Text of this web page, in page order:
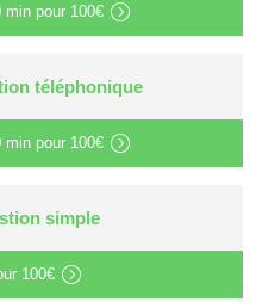
min pour 100€
téléphonique
min pour 100€
simple
100€